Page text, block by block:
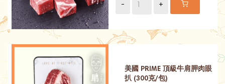
- +
美國 PRIME 頂級牛肩胛肉眼
扒 (300克/包)